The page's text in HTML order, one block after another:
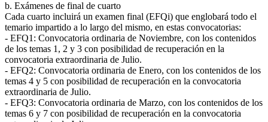
b. Exámenes de final de cuarto
Cada cuarto incluirá un examen final (EFQi) que englobará todo el
temario impartido a lo largo del mismo, en estas convocatorias:
- EFQ1: Convocatoria ordinaria de Noviembre, con los contenidos
de los temas 1, 2 y 3 con posibilidad de recuperación en la
convocatoria extraordinaria de Julio.
- EFQ2: Convocatoria ordinaria de Enero, con los contenidos de los
temas 4 y 5 con posibilidad de recuperación en la convocatoria
extraordinaria de Julio.
- EFQ3: Convocatoria ordinaria de Marzo, con los contenidos de los
temas 6 y 7 con posibilidad de recuperación en la convocatoria